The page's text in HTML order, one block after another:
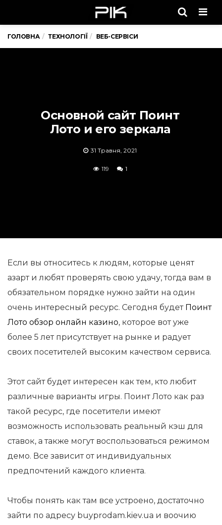
ГОЛОВНА ТЕХНОЛОГІЇ ВЕБ-СЕРВІСИ
Основной сайт Поинт
Лото и его зеркала
31 Травня, 2021
119 1
Если вы относитесь к людям, которые ценят
азарт и любят проверять свою удачу, тогда вам в
обязательном порядке нужно зайти на один
очень интересный ресурс. Сегодня будет Поинт
Лото обзор онлайн казино, которое вот уже
более 5 лет присутствует на рынке и радует
своих посетителей высоким качеством сервиса.
Этот сайт будет интересен как тем, кто любит
различные варианты игры. Поинт Лото как раз
такой ресурс, где посетители имеют
возможность использовать реальный кэш для
ставок, а также могут воспользоваться режимом
демо. Все зависит от индивидуальных
предпочтений каждого клиента.
Чтобы понять как там все устроено, достаточно
зайти по адресу buyprodam.kiev.ua и воочию